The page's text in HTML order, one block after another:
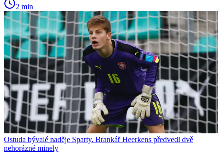
2 min
Ostuda bývalé naděje Sparty. Brankář Heerkens předvedl dvě
nehorázné minely